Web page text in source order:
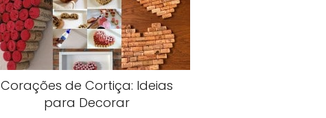
Corações de Cortiça: Ideias
para Decorar